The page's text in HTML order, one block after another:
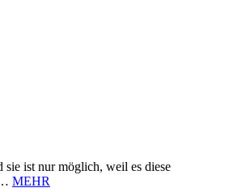
sie ist nur möglich, weil es diese
MEHR